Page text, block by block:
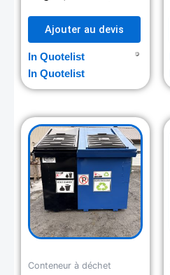
Ajouter au devis
In Quotelist
In Quotelist
Conteneur à déchet